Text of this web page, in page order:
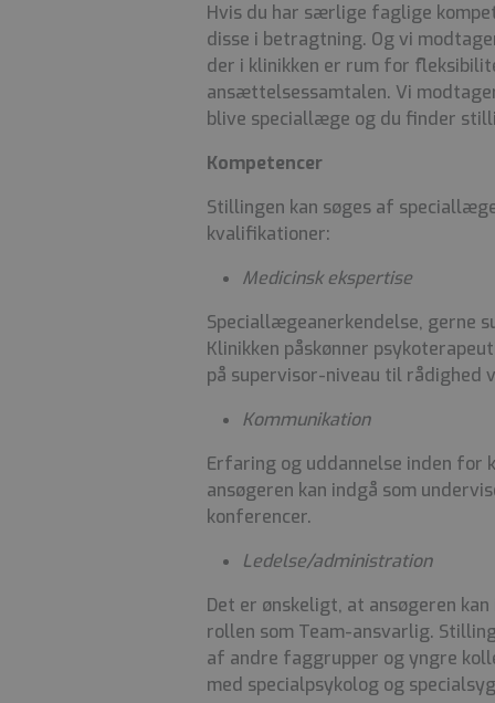
Hvis du har særlige faglige
disse i betragtning. Og vi
der i klinikken er rum for
ansættelsessamtalen. Vi
blive speciallæge og du finder
Kompetencer
Stillingen kan søges af
kvalifikationer:
Medicinsk ekspertise
Speciallægeanerkendelse, gerne
Klinikken påskønner
på supervisor-niveau til rådighed
Kommunikation
Erfaring og uddannelse inden for
ansøgeren kan indgå som
konferencer.
Ledelse/administration
Det er ønskeligt, at ansøgeren
rollen som Team-ansvarlig.
af andre faggrupper og yngre
med specialpsykolog og